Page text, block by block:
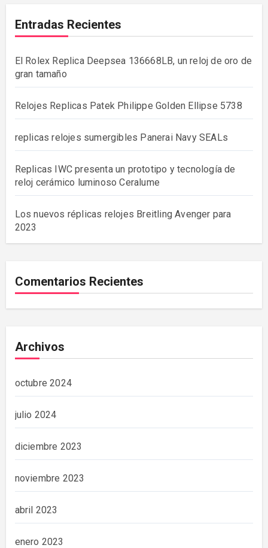
Entradas Recientes
El Rolex Replica Deepsea 136668LB, un reloj de oro de
gran tamaño
Relojes Replicas Patek Philippe Golden Ellipse 5738
replicas relojes sumergibles Panerai Navy SEALs
Replicas IWC presenta un prototipo y tecnología de
reloj cerámico luminoso Ceralume
Los nuevos réplicas relojes Breitling Avenger para
2023
Comentarios Recientes
Archivos
octubre 2024
julio 2024
diciembre 2023
noviembre 2023
abril 2023
enero 2023